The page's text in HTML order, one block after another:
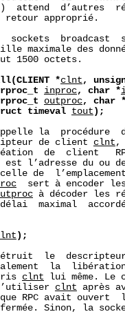
attend  d’autres
retour approprié.
sockets  broadcast
maximale des
1500 octets.
*clnt ,
inproc, char *
outproc, char
timeval tout );
la  procédure
de client
clnt ,
de  client
est l’adresse du ou
celle de
sert à encoder
à décoder les
maximal
);
le
la
clnt lui même. Le
clnt après
RPC avait ouvert
Sinon, la